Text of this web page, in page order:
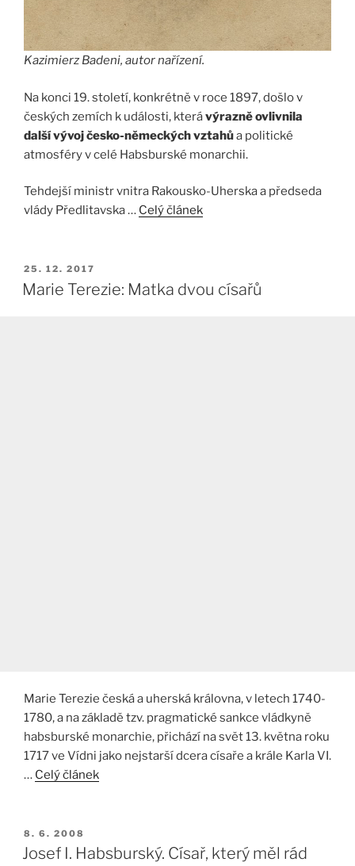
Kazimierz Badeni, autor nařízení.
Na konci 19. století, konkrétně v roce 1897, došlo v
českých zemích k události, kterávýrazně ovlivnila
další vývoj česko-německých vztahůa politické
atmosféry v celé Habsburské monarchii.
Tehdejší ministr vnitra Rakousko-Uherska a předseda
vlády Předlitavska … Celý článek
PUBLIKOVÁNO
25. 12. 2017
Marie Terezie: Matka dvou císařů
Marie Terezie česká a uherská královna, v letech 1740-
1780, a na základě tzv. pragmatické sankce vládkyně
habsburské monarchie, přichází na svět 13. května roku
1717 ve Vídni jako nejstarší dcera císaře a krále Karla VI.
… Celý článek
PUBLIKOVÁNO
8. 6. 2008
Josef I. Habsburský. Císař, který měl rád